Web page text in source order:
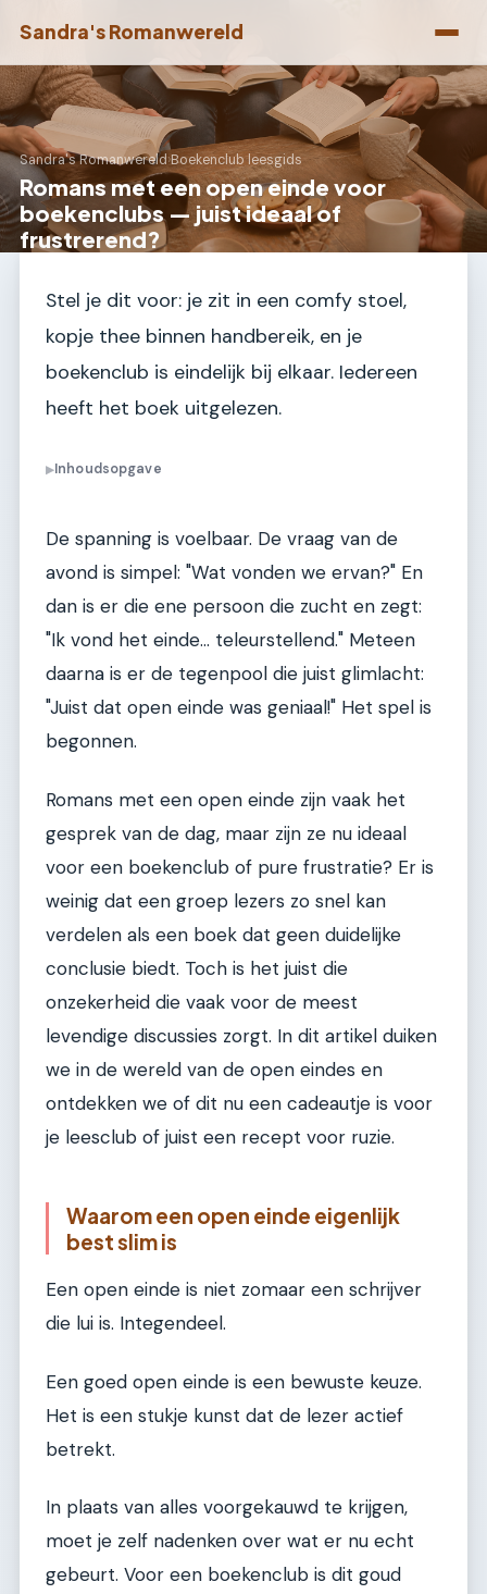
Sandra's Romanwereld
Sandra's Romanwereld›Boekenclub leesgids
Romans met een open einde voor
boekenclubs — juist ideaal of
frustrerend?
Stel je dit voor: je zit in een comfy stoel,
kopje thee binnen handbereik, en je
boekenclub is eindelijk bij elkaar. Iedereen
heeft het boek uitgelezen.
▶Inhoudsopgave
De spanning is voelbaar. De vraag van de
avond is simpel: "Wat vonden we ervan?" En
dan is er die ene persoon die zucht en zegt:
"Ik vond het einde... teleurstellend." Meteen
daarna is er de tegenpool die juist glimlacht:
"Juist dat open einde was geniaal!" Het spel is
begonnen.
Romans met een open einde zijn vaak het
gesprek van de dag, maar zijn ze nu ideaal
voor een boekenclub of pure frustratie? Er is
weinig dat een groep lezers zo snel kan
verdelen als een boek dat geen duidelijke
conclusie biedt. Toch is het juist die
onzekerheid die vaak voor de meest
levendige discussies zorgt. In dit artikel duiken
we in de wereld van de open eindes en
ontdekken we of dit nu een cadeautje is voor
je leesclub of juist een recept voor ruzie.
Waarom een open einde eigenlijk
best slim is
Een open einde is niet zomaar een schrijver
die lui is. Integendeel.
Een goed open einde is een bewuste keuze.
Het is een stukje kunst dat de lezer actief
betrekt.
In plaats van alles voorgekauwd te krijgen,
moet je zelf nadenken over wat er nu echt
gebeurt. Voor een boekenclub is dit goud